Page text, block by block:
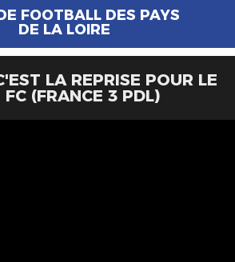
FOOTBALL DES PAYS
DE LA LOIRE
LA REPRISE POUR LE
FC (FRANCE 3 PDL)